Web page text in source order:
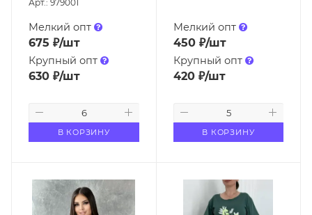
Арт.: 979001
Мелкий опт
675 ₽/шт
Крупный опт
630 ₽/шт
В КОРЗИНУ
Мелкий опт
450₽/шт
Крупный опт
420₽/шт
В КОРЗИНУ